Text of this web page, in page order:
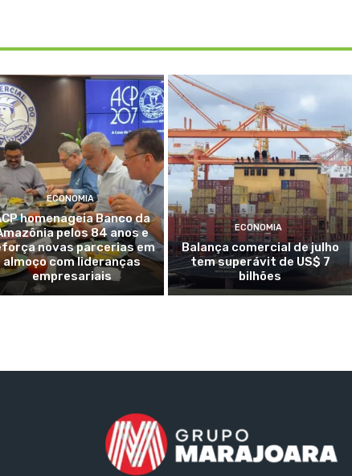
ECONOMIA
homenageia Banco da
pelos 84 anos e
novas parcerias em
almoço com lideranças
empresariais
ECONOMIA
Balança comercial de julho
tem superávit de US$ 7
bilhões